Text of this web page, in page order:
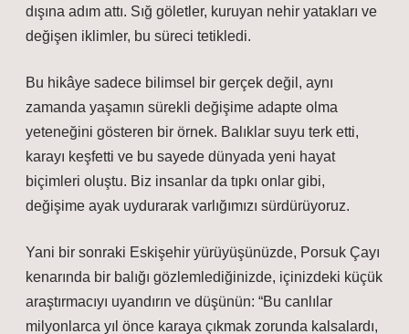
dışına adım attı. Sığ göletler, kuruyan nehir yatakları ve
değişen iklimler, bu süreci tetikledi.
Bu hikâye sadece bilimsel bir gerçek değil, aynı
zamanda yaşamın sürekli değişime adapte olma
yeteneğini gösteren bir örnek. Balıklar suyu terk etti,
karayı keşfetti ve bu sayede dünyada yeni hayat
biçimleri oluştu. Biz insanlar da tıpkı onlar gibi,
değişime ayak uydurarak varlığımızı sürdürüyoruz.
Yani bir sonraki Eskişehir yürüyüşünüzde, Porsuk Çayı
kenarında bir balığı gözlemlediğinizde, içinizdeki küçük
araştırmacıyı uyandırın ve düşünün: “Bu canlılar
milyonlarca yıl önce karaya çıkmak zorunda kalsalardı,